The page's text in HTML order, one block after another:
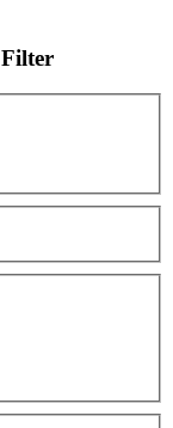
Filter